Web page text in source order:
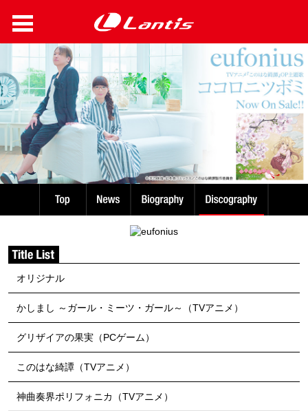
オリジナル
かしまし ～ガール・ミーツ・ガール～（TVアニメ）
グリザイアの果実（PCゲーム）
このはな綺譚（TVアニメ）
神曲奏界ポリフォニカ（TVアニメ）